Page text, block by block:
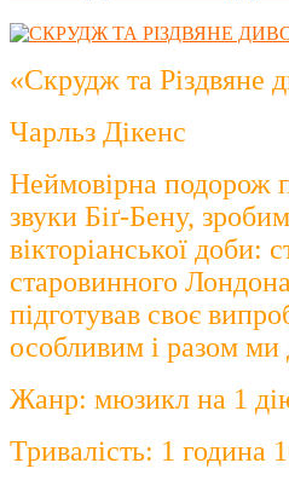
«Скрудж та Різдвяне
Чарльз Дікенс
Неймовірна подорож
звуки Біґ-Бену,
вікторіанської доби:
старовинного
підготував своє
особливим і разом ми
Жанр: мюзикл на 1
Тривалість: 1 година